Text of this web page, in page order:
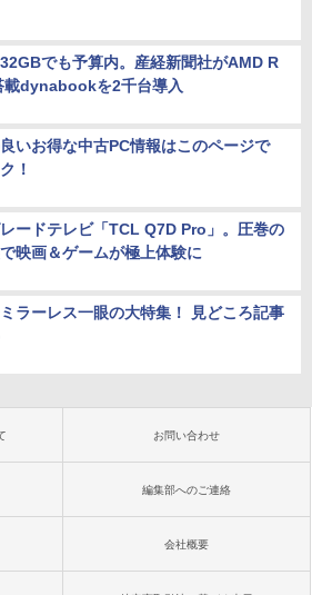
でも予算内。産経新聞社がAMD R
載dynabookを2千台導入
いお得な中古PC情報はこのページで
！
ードテレビ「TCL Q7D Pro」。圧巻の
映画＆ゲームが極上体験に
ラーレス一眼の大特集！ 見どころ記事
お問い合わせ
編集部へのご連絡
会社概要